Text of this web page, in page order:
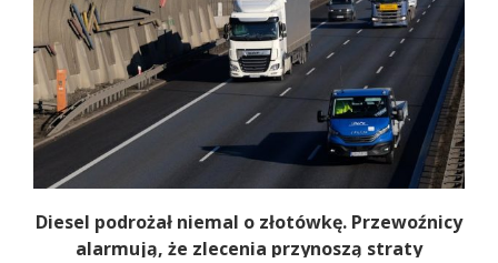
Diesel podrożał niemal o złotówkę. Przewoźnicy
alarmują, że zlecenia przynoszą straty